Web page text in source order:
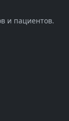
и пациентов.